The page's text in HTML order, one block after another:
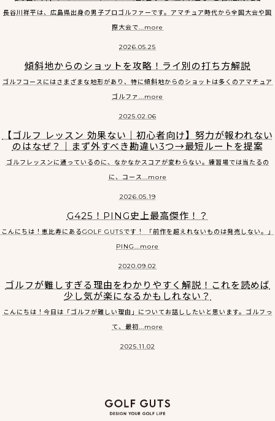
長谷川祥平は、広島県出身の男子プロゴルファーです。アマチュア時代から全国大会や国
際大会で...more
2026.05.25
傾斜地からのショットを攻略！ライ別の打ち方解説
ゴルフコースにはさまざまな地形があり、特に傾斜地からのショットは多くのアマチュア
ゴルファ...more
2025.02.06
【ゴルフ レッスン 効果ない｜初心者向け】努力が報われない
のはなぜ？｜まず外すべき勘違い3つ→最短ルートを提案
ゴルフレッスンに通っているのに、なかなかスコアが変わらない。練習場では当たるの
に、コース...more
2026.05.19
G425！PING史上最高傑作！？
こんにちは！恵比寿にあるGOLF GUTSです！ 「前作を超えれないものは発売しない。」
PING...more
2020.09.02
ゴルフが難しすぎる理由をわかりやすく解説！これを読めば
少し気が楽になるかもしれない？
こんにちは！今日は「ゴルフが難しい理由」についてお話ししたいと思います。ゴルフっ
て、最初...more
2025.11.02